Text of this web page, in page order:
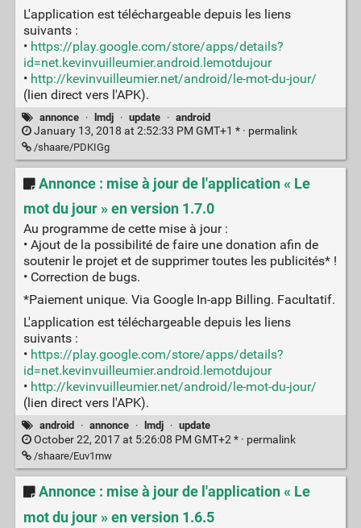
L'application est téléchargeable depuis les liens
suivants :
• https://play.google.com/store/apps/details?
id=net.kevinvuilleumier.android.lemotdujour
• http://kevinvuilleumier.net/android/le-mot-du-jour/
(lien direct vers l'APK).
annonce · lmdj · update · android
January 13, 2018 at 2:52:33 PM GMT+1 * · permalink
/shaare/PDKIGg
Annonce : mise à jour de l'application « Le
mot du jour » en version 1.7.0
Au programme de cette mise à jour :
• Ajout de la possibilité de faire une donation afin de
soutenir le projet et de supprimer toutes les publicités* !
• Correction de bugs.
*Paiement unique. Via Google In-app Billing. Facultatif.
L'application est téléchargeable depuis les liens
suivants :
• https://play.google.com/store/apps/details?
id=net.kevinvuilleumier.android.lemotdujour
• http://kevinvuilleumier.net/android/le-mot-du-jour/
(lien direct vers l'APK).
android · annonce · lmdj · update
October 22, 2017 at 5:26:08 PM GMT+2 * · permalink
/shaare/Euv1mw
Annonce : mise à jour de l'application « Le
mot du jour » en version 1.6.5